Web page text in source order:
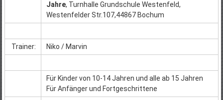
Jahre, Turnhalle Grundschule Westenfeld,
Westenfelder Str.107,44867 Bochum
Trainer: Niko / Marvin
Für Kinder von 10-14 Jahren und alle ab 15 Jahren
Für Anfänger und Fortgeschrittene